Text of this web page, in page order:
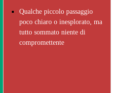
Qualche piccolo passaggio
poco chiaro o inesplorato, ma
tutto sommato niente di
compromettente